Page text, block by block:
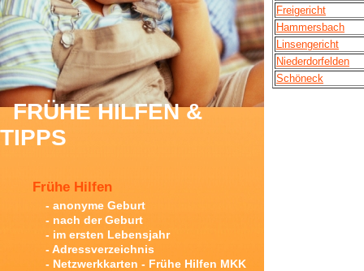
FRÜHE HILFEN &
TIPPS
Frühe Hilfen
- anonyme Geburt
- nach der Geburt
- im ersten Lebensjahr
- Adressverzeichnis
- Netzwerkkarten - Frühe Hilfen MKK
Freigericht
Hammersbach
Linsengericht
Niederdorfelden
Schöneck